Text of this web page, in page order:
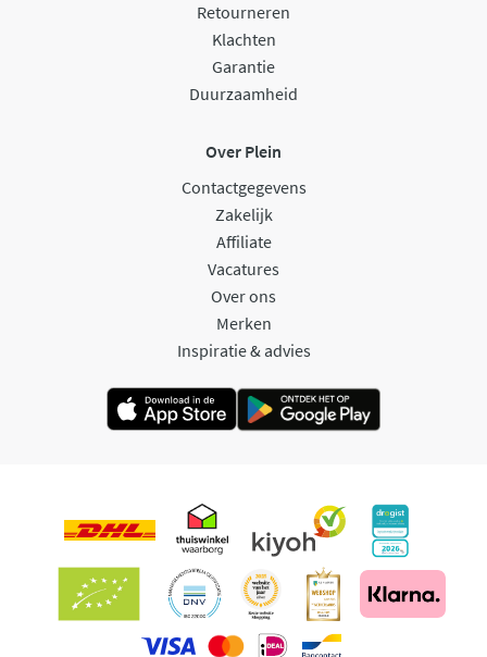
Retourneren
Klachten
Garantie
Duurzaamheid
Over Plein
Contactgegevens
Zakelijk
Affiliate
Vacatures
Over ons
Merken
Inspiratie & advies